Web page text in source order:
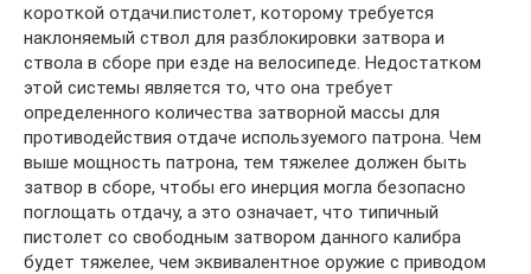
короткой отдачи.пистолет, которому требуется
наклоняемый ствол для разблокировки затвора и
ствола в сборе при езде на велосипеде. Недостатком
этой системы является то, что она требует
определенного количества затворной массы для
противодействия отдаче используемого патрона. Чем
выше мощность патрона, тем тяжелее должен быть
затвор в сборе, чтобы его инерция могла безопасно
поглощать отдачу, а это означает, что типичный
пистолет со свободным затвором данного калибра
будет тяжелее, чем эквивалентное оружие с приводом